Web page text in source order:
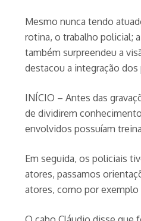
Mesmo nunca tendo
rotina, o trabalho policial;
também surpreendeu a
destacou a integração dos
INÍCIO – Antes das
de dividirem
envolvidos possuíam
Em seguida, os policiais
atores, passamos
atores, como por exemplo